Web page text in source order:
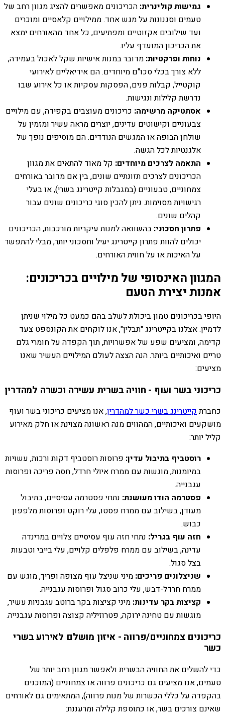
גמישות קולינרית: הכריכונים מאפשרים להציג מגוון רחב של
טעמים וסגנונות על מגש אחד. ממילויים קלאסיים ומוכרים
ועד שילובים אקזוטיים ומפתיעים, כל אחד מהאורחים ימצא
את הכריכון המועדף עליו.
נוחות ופרקטיות: מדובר במנות אישיות שקל לאכול בעמידה,
ללא צורך בכלי סכו"ם מיוחדים. הם אידיאליים לאירועי
קוקטייל, קבלות פנים, הפסקות עסקיות או כל אירוע שבו
נדרשת קלילות ונגישות.
אסתטיקה מרשימה: כריכונים מעוצבים בקפידה, עם מילויים
צבעוניים וקישוטים עדינים, יוצרים מראה עשיר ומזמין על
שולחן הבופה או המגשים הנודדים. הם מוסיפים נופך של
אלגנטיות לכל הגשה.
התאמה לצרכים מיוחדים: קל מאוד להתאים את מגוון
הכריכונים לצרכים תזונתיים שונים, בין אם מדובר באורחים
צמחוניים, טבעוניים (במגבלות קייטרינג בשרי), או בעלי
רגישויות מסוימות. ניתן להכין סוגי כריכונים שונים עבור
קהלים שונים.
פתרון חסכוני: בהשוואה למנות עיקריות מורכבות, הכריכונים
יכולים להוות פתרון קייטרינג יעיל וחסכוני יותר, מבלי להתפשר
על האיכות או על חווית האורחים.
המגוון האינסופי של מילויים בכריכונים:
אמנות יצירת הטעם
היופי בכריכונים טמון ביכולת לשלב בהם כמעט כל מילוי שניתן
לדמיין. אצלנו בקייטרינג "תבלין", אנו לוקחים את הקונספט צעד
קדימה, ומציעים שפע של אפשרויות, תוך הקפדה על חומרי גלם
טריים ואיכותיים ביותר. הנה הצצה לעולם המילויים העשיר שאנו
מציעים:
כריכוני בשר ועוף - חוויה בשרית עשירה וכשרה למהדרין
כחברתקייטרינג בשרי כשר למהדרין, אנו מציעים כריכוני בשר ועוף
מושקעים ואיכותיים, המהווים מנה ראשונה מצוינת או חלק מאירוע
קליל יותר:
רוסטביף בתיבול עדין: פרוסות רוסטביף דקות ורכות, עשויות
במיומנות, מוגשות עם ממרח איולי חרדל, חסה פריכה ופרוסות
עגבנייה.
פסטרמה הודו מעושנת: נתחי פסטרמה עסיסיים, בתיבול
מעודן, בשילוב עם ממרח פסטו, עלי רוקט ופרוסות מלפפון
כבוש.
חזה עוף בגריל: נתחי חזה עוף עסיסיים צלויים במרינדה
עדינה, בשילוב עם ממרח פלפלים קלויים, עלי בייבי וטבעות
בצל סגול.
שניצלונים פריכים: מיני שניצל עוף מצופה ופריך, מוגש עם
ממרח חרדל-דבש, עלי כרוב סגול ופרוסות עגבנייה.
קציצות בקר עדינות: מיני קציצות בקר ברוטב עגבניות עשיר,
מוגשות עם טחינה ירוקה, פטרוזיליה קצוצה ופרוסות עגבנייה.
כריכונים צמחוניים/פרווה - איזון מושלם לאירוע בשרי
כשר
כדי להשלים את החוויה הבשרית ולאפשר מגוון רחב יותר של
טעמים, אנו מציעים גם כריכונים פרווה או צמחוניים (המוכנים
בהקפדה על כללי הכשרות של מנות פרווה), המתאימים גם לאורחים
שאינם צורכים בשר, או כתוספת קלילה ומרעננת: